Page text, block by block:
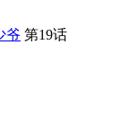
爷 第19话